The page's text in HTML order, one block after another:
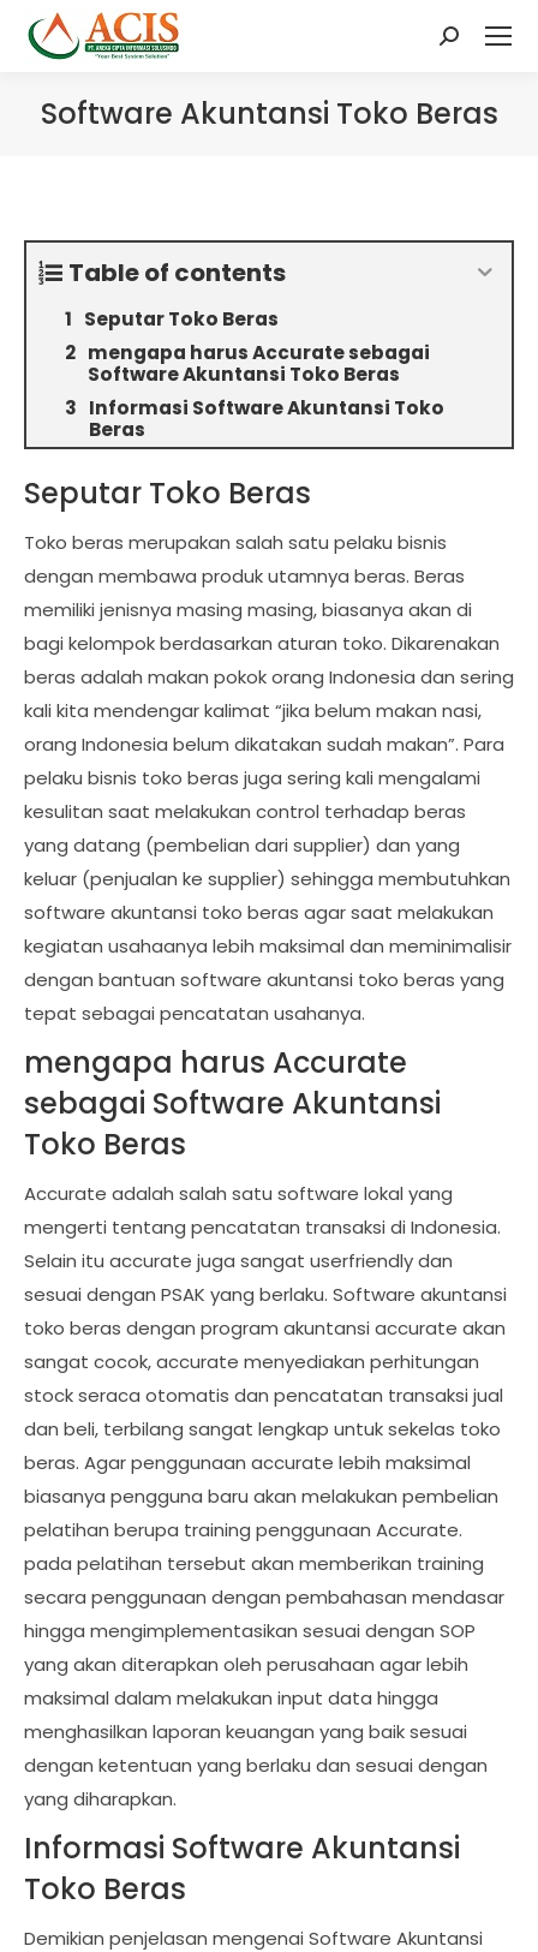
Search:
Software Akuntansi Toko Beras
Table of contents
Seputar Toko Beras
mengapa harus Accurate sebagai
Software Akuntansi Toko Beras
Informasi Software Akuntansi Toko
Beras
Seputar Toko Beras
Toko beras merupakan salah satu pelaku bisnis
dengan membawa produk utamnya beras. Beras
memiliki jenisnya masing masing, biasanya akan di
bagi kelompok berdasarkan aturan toko. Dikarenakan
beras adalah makan pokok orang Indonesia dan sering
kali kita mendengar kalimat “jika belum makan nasi,
orang Indonesia belum dikatakan sudah makan”. Para
pelaku bisnis toko beras juga sering kali mengalami
kesulitan saat melakukan control terhadap beras
yang datang (pembelian dari supplier) dan yang
keluar (penjualan ke supplier) sehingga membutuhkan
software akuntansi toko beras agar saat melakukan
kegiatan usahaanya lebih maksimal dan meminimalisir
dengan bantuan software akuntansi toko beras yang
tepat sebagai pencatatan usahanya.
mengapa harus Accurate
sebagai Software Akuntansi
Toko Beras
Accurate adalah salah satu software lokal yang
mengerti tentang pencatatan transaksi di Indonesia.
Selain itu accurate juga sangat userfriendly dan
sesuai dengan PSAK yang berlaku. Software akuntansi
toko beras dengan program akuntansi accurate akan
sangat cocok, accurate menyediakan perhitungan
stock seraca otomatis dan pencatatan transaksi jual
dan beli, terbilang sangat lengkap untuk sekelas toko
beras. Agar penggunaan accurate lebih maksimal
biasanya pengguna baru akan melakukan pembelian
pelatihan berupa training penggunaan Accurate.
pada pelatihan tersebut akan memberikan training
secara penggunaan dengan pembahasan mendasar
hingga mengimplementasikan sesuai dengan SOP
yang akan diterapkan oleh perusahaan agar lebih
maksimal dalam melakukan input data hingga
menghasilkan laporan keuangan yang baik sesuai
dengan ketentuan yang berlaku dan sesuai dengan
yang diharapkan.
Informasi Software Akuntansi
Toko Beras
Demikian penjelasan mengenai Software Akuntansi